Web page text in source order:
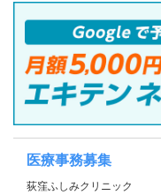
医療事務募集
荻窪ふしみクリニック